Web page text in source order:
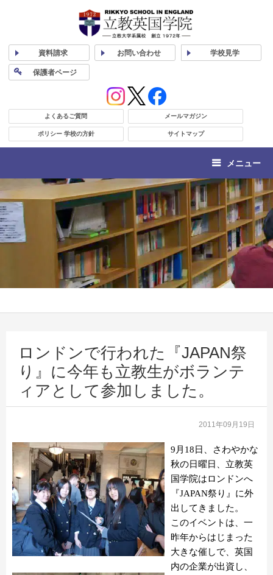
資料請求 お問い合わせ 学校見学
保護者ページ
よくあるご質問 メールマガジン
ポリシー 学校の方針 サイトマップ
メニュー
ロンドンで行われた『JAPAN祭
り』に今年も立教生がボランテ
ィアとして参加しました。
2011年09月19日
9月18日、さわやかな
秋の日曜日、立教英
国学院はロンドンへ
『JAPAN祭り』に外
出してきました。
このイベントは、一
昨年からはじまった
大きな催しで、英国
内の企業が出資し、